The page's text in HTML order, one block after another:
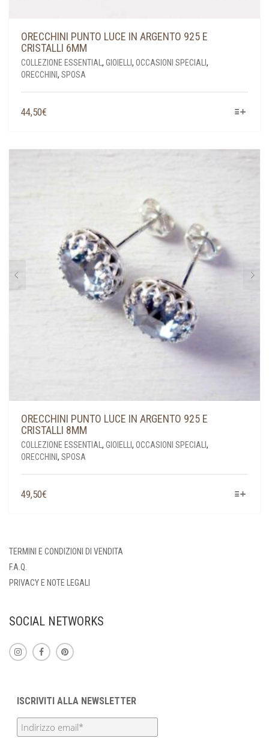
ORECCHINI PUNTO LUCE IN ARGENTO 925 E
CRISTALLI 6MM
COLLEZIONE ESSENTIAL , GIOIELLI , OCCASIONI SPECIALI ,
ORECCHINI , SPOSA
44,50€
PIÙ
SCELTE
NELLA
PAGINA
DEL
PRODOTTO
ORECCHINI PUNTO LUCE IN ARGENTO 925 E
CRISTALLI 8MM
COLLEZIONE ESSENTIAL , GIOIELLI , OCCASIONI SPECIALI ,
ORECCHINI , SPOSA
49,50€
VARIANTI.
POSSONO
NELLA
DEL
PRODOTTO
TERMINI E CONDIZIONI DI VENDITA
F.A.Q.
PRIVACY E NOTE LEGALI
SOCIAL NETWORKS
ISCRIVITI ALLA NEWSLETTER